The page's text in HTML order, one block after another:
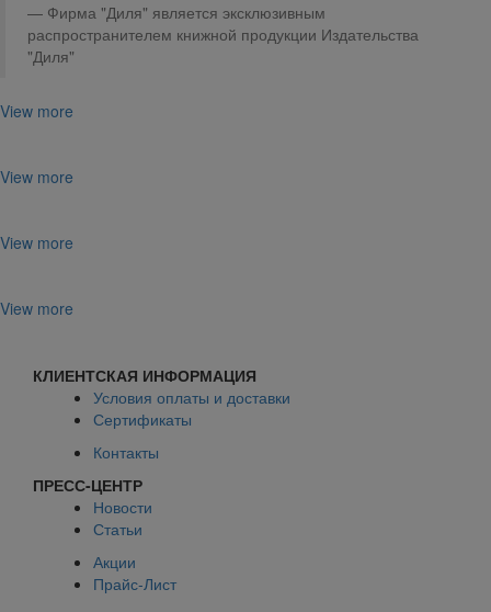
Фирма "Диля" является эксклюзивным
распространителем книжной продукции Издательства
"Диля"
View more
View more
View more
View more
КЛИЕНТСКАЯ ИНФОРМАЦИЯ
Условия оплаты и доставки
Сертификаты
Контакты
ПРЕСС-ЦЕНТР
Новости
Статьи
Акции
Прайс-Лист